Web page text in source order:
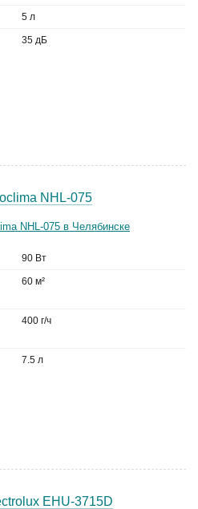
5 л
35 дБ
NHL-075
90 Вт
60 м²
400 г/ч
7.5 л
EHU-3715D